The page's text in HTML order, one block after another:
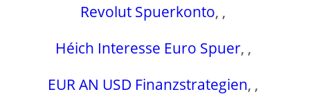
Revolut Spuerkonto, ,
Héich Interesse Euro Spuer, ,
EUR AN USD Finanzstrategien, ,